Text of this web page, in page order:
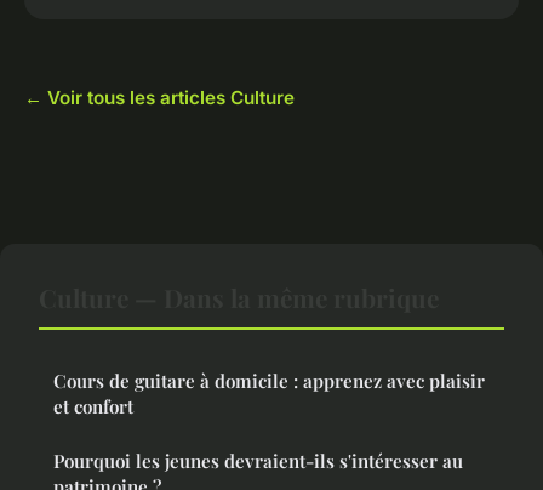
← Voir tous les articles Culture
Cours de guitare à domicile : apprenez avec plaisir
et confort
Pourquoi les jeunes devraient-ils s'intéresser au